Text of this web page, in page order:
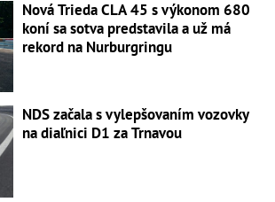
Nová Trieda CLA 45 s výkonom 680
koní sa sotva predstavila a už má
rekord na Nurburgringu
NDS začala s vylepšovaním vozovky
na diaľnici D1 za Trnavou